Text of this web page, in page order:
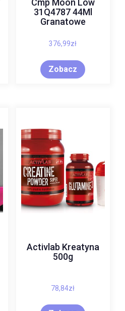
Cmp Moon Low
31Q4787 44Ml
Granatowe
376,99zł
Zobacz
Activlab Kreatyna
500g
78,84zł